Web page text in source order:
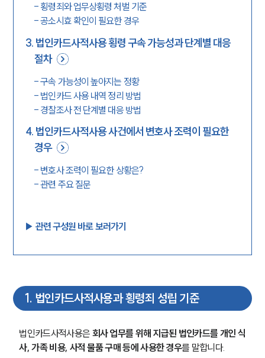
- 횡령죄와 업무상횡령 처벌 기준
-공소시효 확인이 필요한 경우
3. 법인카드사적사용 횡령 구속 가능성과 단계별 대응
절차
-구속 가능성이 높아지는 정황
- 법인카드 사용 내역 정리 방법
- 경찰조사 전 단계별 대응 방법
4. 법인카드사적사용 사건에서 변호사 조력이 필요한
경우
- 변호사 조력이 필요한 상황은?
-관련 주요 질문
▶︎ 관련 구성원 바로 보러가기
1. 법인카드사적사용과 횡령죄 성립 기준
법인카드사적사용은 회사 업무를 위해 지급된 법인카드를 개인 식
사, 가족 비용, 사적 물품 구매 등에 사용한 경우를 말합니다.